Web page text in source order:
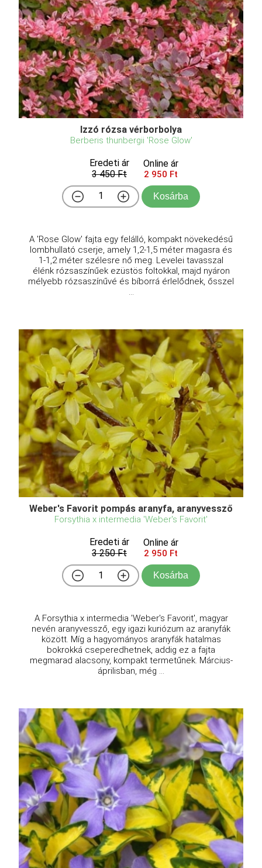
Izzó rózsa vérborbolya
Berberis thunbergii 'Rose Glow'
Eredeti ár
3 450 Ft
Online ár
2 950 Ft
Kosárba
A 'Rose Glow' fajta egy felálló, kompakt növekedésű
lombhullató cserje, amely 1,2-1,5 méter magasra és
1-1,2 méter szélesre nő meg. Levelei tavasszal
élénk rózsaszínűek ezüstös foltokkal, majd nyáron
mélyebb rózsaszínűvé és bíborrá érlelődnek, ősszel
...
Weber's Favorit pompás aranyfa, aranyvessző
Forsythia x intermedia 'Weber's Favorit'
Eredeti ár
3 250 Ft
Online ár
2 950 Ft
Kosárba
A Forsythia x intermedia 'Weber's Favorit', magyar
nevén aranyvessző, egy igazi kuriózum az aranyfák
között. Míg a hagyományos aranyfák hatalmas
bokrokká cseperedhetnek, addig ez a fajta
megmarad alacsony, kompakt termetűnek. Március-
áprilisban, még ...